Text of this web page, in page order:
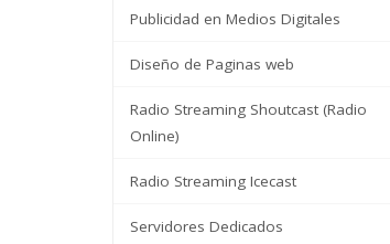
Publicidad en Medios Digitales
Diseño de Paginas web
Radio Streaming Shoutcast (Radio
Online)
Radio Streaming Icecast
Servidores Dedicados